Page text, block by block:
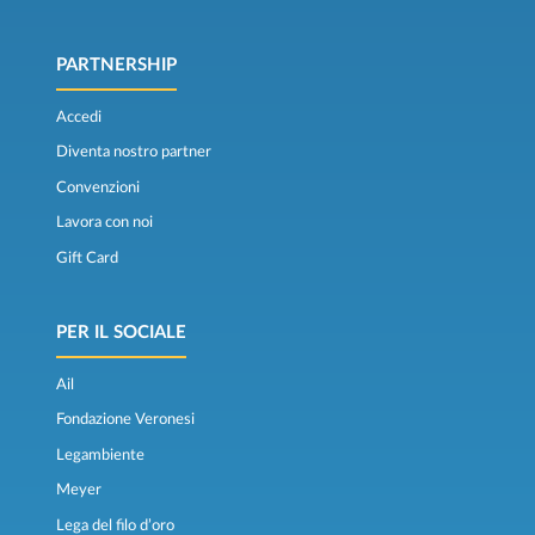
PARTNERSHIP
Accedi
Diventa nostro partner
Convenzioni
Lavora con noi
Gift Card
PER IL SOCIALE
Ail
Fondazione Veronesi
Legambiente
Meyer
Lega del filo d’oro